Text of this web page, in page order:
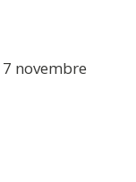
novembre